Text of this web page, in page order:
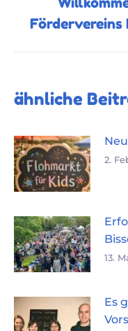
ähnliche
2.
13.
Es